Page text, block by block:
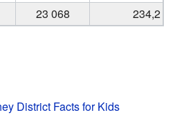
23 068 234,2
District Facts for Kids